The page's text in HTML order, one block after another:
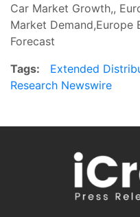
Car Market Growth,,
Market Demand,Europe
Forecast
Tags:
Extended
Research Newswire